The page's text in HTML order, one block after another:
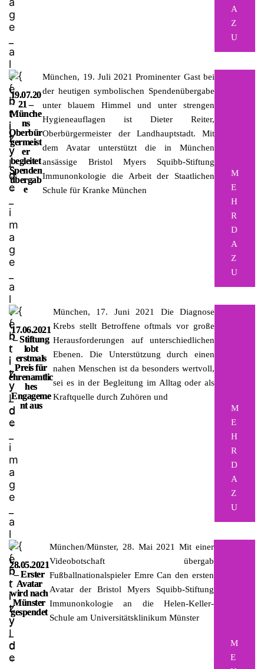
A
Z
U
19.07.20
21 –
Münche
ns
Oberbür
germeist
er
begleitet
Spenden
übergab
e
München, 19. Juli 2021 Prominenter Gast bei
der heutigen symbolischen Spendenübergabe
unter blauem Himmel und unter strengen
Hygieneauflagen ist Dieter Reiter,
Oberbürgermeister der Landhauptstadt. Mit
dem Avatar unterstützt die in München
ansässige Bristol Myers Squibb-Stiftung
Immunonkologie die Arbeit der Staatlichen
Schule für Kranke München
M
E
H
R
D
A
Z
U
17.06.2021
– Stiftung
lobt
erstmals
Preis für
ehrenamtlic
hes
Engageme
nt aus
München, 17. Juni 2021
Die Diagnose
Krebs stellt Betroffene oftmals vor große
Herausforderungen auf unterschiedlichen
Ebenen. Die Unterstützung durch einen
nahen Menschen ist da besonders wertvoll,
sei es in der Begleitung im Alltag oder als
Kraftquelle durch Zuhören und
M
E
H
R
D
A
Z
U
28.05.2021
– Erster
Avatar
wird nach
Münster
gespendet
München/Münster, 28. Mai 2021
Mit einer
Videobotschaft übergab
Fußballnationalspieler Emre Can den ersten
Avatar der Bristol Myers Squibb-Stiftung
Immunonkologie an die Helen-Keller-
Schule am Universitätsklinikum Münster
M
E